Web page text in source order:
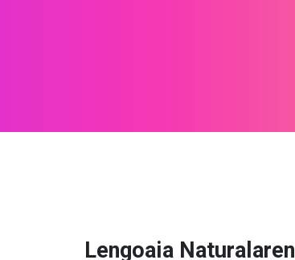
Lengoaia Naturalaren